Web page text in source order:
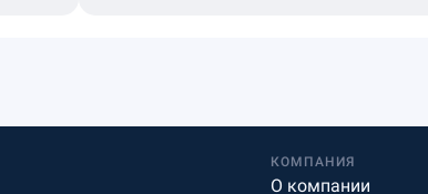
КОМПАНИЯ
О компании